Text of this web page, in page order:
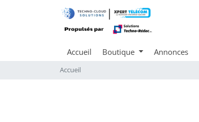
Accueil Boutique Annonces
Accueil